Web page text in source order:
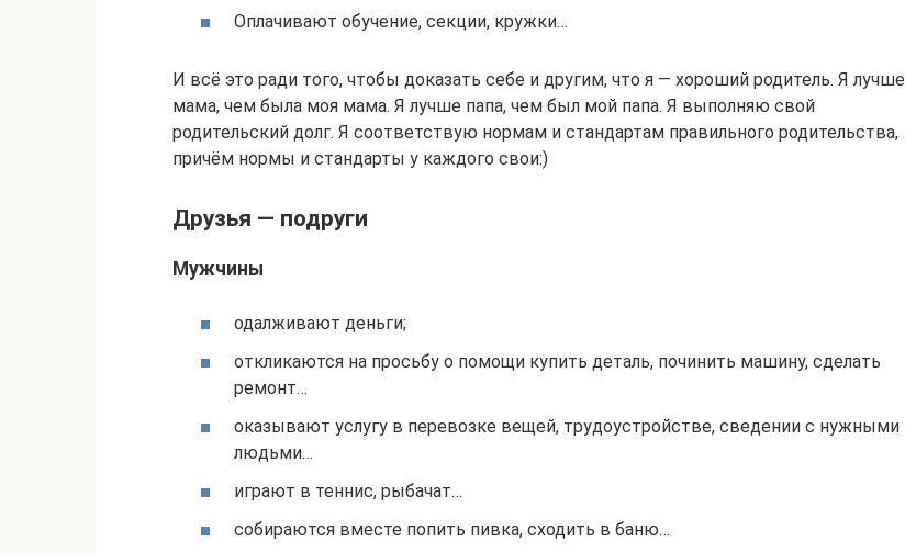
Оплачивают обучение, секции, кружки…
И всё это ради того, чтобы доказать себе и другим, что я — хороший родитель. Я лучше
мама, чем была моя мама. Я лучше папа, чем был мой папа. Я выполняю свой
родительский долг. Я соответствую нормам и стандартам правильного родительства,
причём нормы и стандарты у каждого свои:)
Друзья — подруги
Мужчины
одалживают деньги;
откликаются на просьбу о помощи купить деталь, починить машину, сделать
ремонт…
оказывают услугу в перевозке вещей, трудоустройстве, сведении с нужными
людьми…
играют в теннис, рыбачат…
собираются вместе попить пивка, сходить в баню…